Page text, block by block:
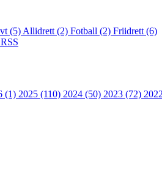
(5) Allidrett (2) Fotball (2) Friidrett (6)
RSS
(1) 2025 (110) 2024 (50) 2023 (72)